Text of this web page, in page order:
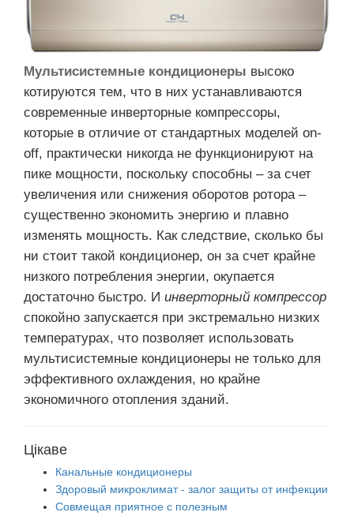
Мультисистемные кондиционеры высоко
котируются тем, что в них устанавливаются
современные инверторные компрессоры,
которые в отличие от стандартных моделей on-
off, практически никогда не функционируют на
пике мощности, поскольку способны – за счет
увеличения или снижения оборотов ротора –
существенно экономить энергию и плавно
изменять мощность. Как следствие, сколько бы
ни стоит такой кондиционер, он за счет крайне
низкого потребления энергии, окупается
достаточно быстро. И инверторный компрессор
спокойно запускается при экстремально низких
температурах, что позволяет использовать
мультисистемные кондиционеры не только для
эффективного охлаждения, но крайне
экономичного отопления зданий.
Цікаве
Канальные кондиционеры
Здоровый микроклимат - залог защиты от инфекции
Совмещая приятное с полезным